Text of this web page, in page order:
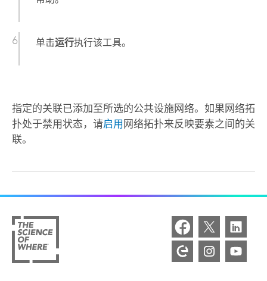
单击运行执行该工具。
指定的关联已添加至所选的公共设施网络。如果网络拓
扑处于禁用状态，请启用 网络拓扑来反映要素之间的关
联。